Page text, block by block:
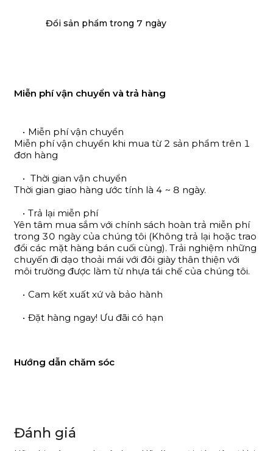
Miễn phí vận chuyển và trả hàng
Miễn phí vận chuyển
Miễn phí vận chuyển khi mua từ 2 sản phẩm trên 1
đơn hàng
Thời gian vận chuyển
Thời gian giao hàng ước tính là 4 ~ 8 ngày.
Trả lại miễn phí
Yên tâm mua sắm với chính sách hoàn trả miễn phí
trong 30 ngày của chúng tôi (Không trả lại hoặc trao
đổi các mặt hàng bán cuối cùng). Trải nghiệm những
chuyến đi dạo thoải mái với đôi giày thân thiện với
môi trường được làm từ nhựa tái chế của chúng tôi.
Cam kết xuất xứ và bảo hành
Đặt hàng ngay! Ưu đãi có hạn
Hướng dẫn chăm sóc
Đổi sản phẩm trong 7 ngày
Đánh giá